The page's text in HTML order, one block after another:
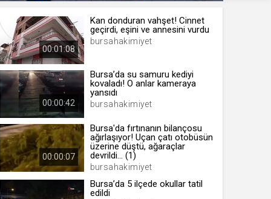
küçük
İzniniz şu
hale
bir
Türü
00:01:08
Kan donduran vahşet! Cinnet
geçirdi, eşini ve annesini vurdu
bursahakimiyet
00:00:42
Bursa’da su samuru kediyi
kovaladı! O anlar kameraya
yansıdı
bursahakimiyet
00:00:07
Bursa'da fırtınanın bilançosu
ağırlaşıyor! Uçan çatı otobüsün
üzerine düştü, ağaraçlar
devrildi... (1)
bursahakimiyet
Bursa’da 5 ilçede okullar tatil
edildi